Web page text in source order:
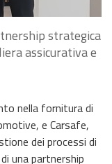
strategica
assicurativa e
nella fornitura di
e Carsafe,
dei processi di
una partnership